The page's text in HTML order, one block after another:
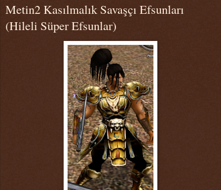
Metin2 Kasılmalık Savaşçı Efsunları
(Hileli Süper Efsunlar)